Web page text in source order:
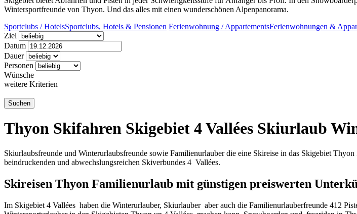
Wintersportfreunde von Thyon. Und das alles mit einen wunderschönen Alpenpanorama.
Sportclubs / HotelsSportclubs, Hotels & Pensionen Ferienwohnung / AppartementsFerienwohnungen &
Ziel
Datum
Dauer
Personen
Wünsche
weitere Kriterien
Thyon Skifahren Skigebiet 4 Vallées Skiurlaub
Skiurlaubsfreunde und Winterurlaubsfreunde sowie Familienurlauber die eine Skireise in das Skigebiet
beindruckenden und abwechslungsreichen Skiverbundes 4 Vallées.
Skireisen Thyon Familienurlaub mit günstigen preiswerten
Im Skigebiet 4 Vallées haben die Winterurlauber, Skiurlauber aber auch die Familienurlauberfreunde 412